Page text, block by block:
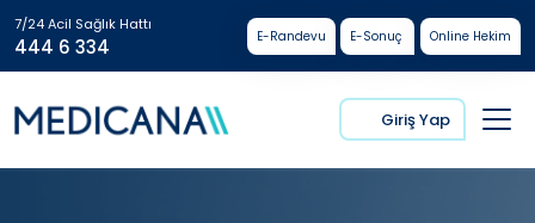
7/24 Acil Sağlık Hattı
444 6 334 E-Randevu E-Sonuç Online Hekim
Giriş Yap